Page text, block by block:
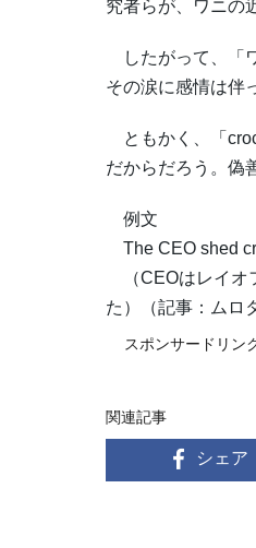
究者らが、ワニの
したがって、「
その涙に感情は伴
ともかく、「
だからだろう。偽
例文
The CEO shed
（CEOはレイオ
た）（記事：ムロ
スポンサードリン
関連記事
シェア